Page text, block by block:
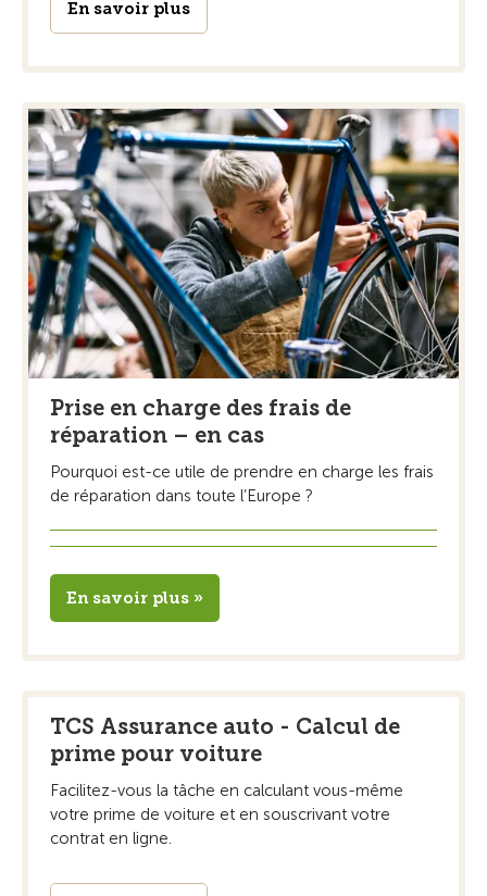
En savoir plus
Prise en charge des frais de
réparation – en cas
Pourquoi est-ce utile de prendre en charge les frais
de réparation dans toute l’Europe ?
En savoir plus »
TCS Assurance auto - Calcul de
prime pour voiture
Facilitez-vous la tâche en calculant vous-même
votre prime de voiture et en souscrivant votre
contrat en ligne.